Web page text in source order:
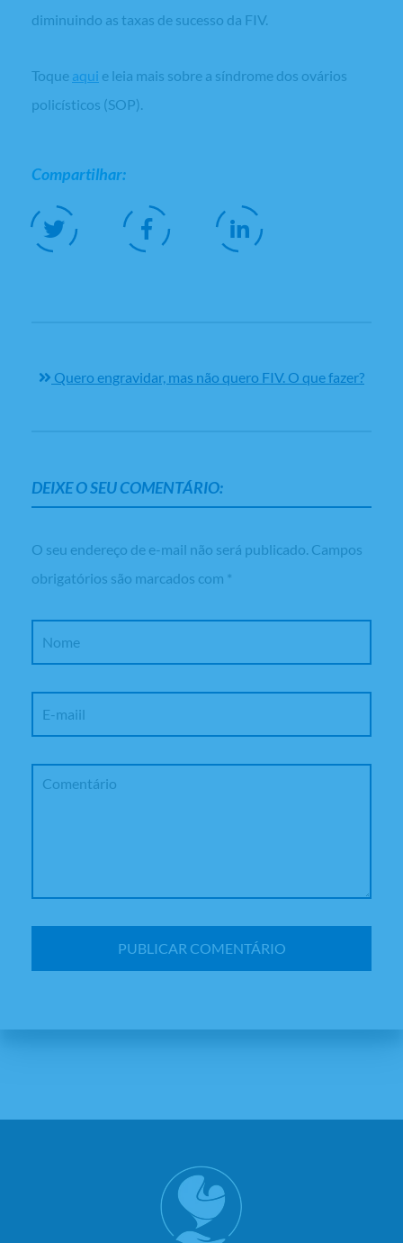
diminuindo as taxas de sucesso da FIV.
Toque aqui e leia mais sobre a síndrome dos ovários
policísticos (SOP).
Compartilhar:
Quero engravidar, mas não quero FIV. O que fazer?
DEIXE O SEU COMENTÁRIO:
O seu endereço de e-mail não será publicado. Campos
obrigatórios são marcados com *